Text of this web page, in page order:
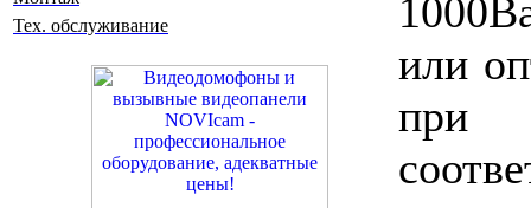
Тех. обслуживание
или
при